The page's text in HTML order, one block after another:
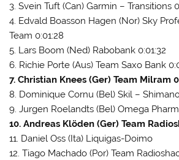
3. Svein Tuft (Can) Garmin – Transitions
4. Edvald Boasson Hagen (Nor) Sky
Team 0:01:28
5. Lars Boom (Ned) Rabobank 0:01:32
6. Richie Porte (Aus) Team Saxo Bank
7. Christian Knees (Ger) Team Milram
8. Dominique Cornu (Bel) Skil –
9. Jurgen Roelandts (Bel) Omega
10. Andreas Klöden (Ger) Team
11. Daniel Oss (Ita) Liquigas-Doimo
12. Tiago Machado (Por) Team